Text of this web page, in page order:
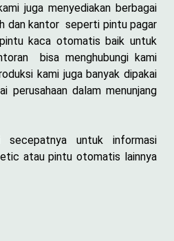
juga menyediakan berbagai
dan kantor seperti pintu pagar
kaca otomatis baik untuk
bisa menghubungi kami
kami juga banyak dipakai
perusahaan dalam menunjang
secepatnya untuk informasi
atau pintu otomatis lainnya